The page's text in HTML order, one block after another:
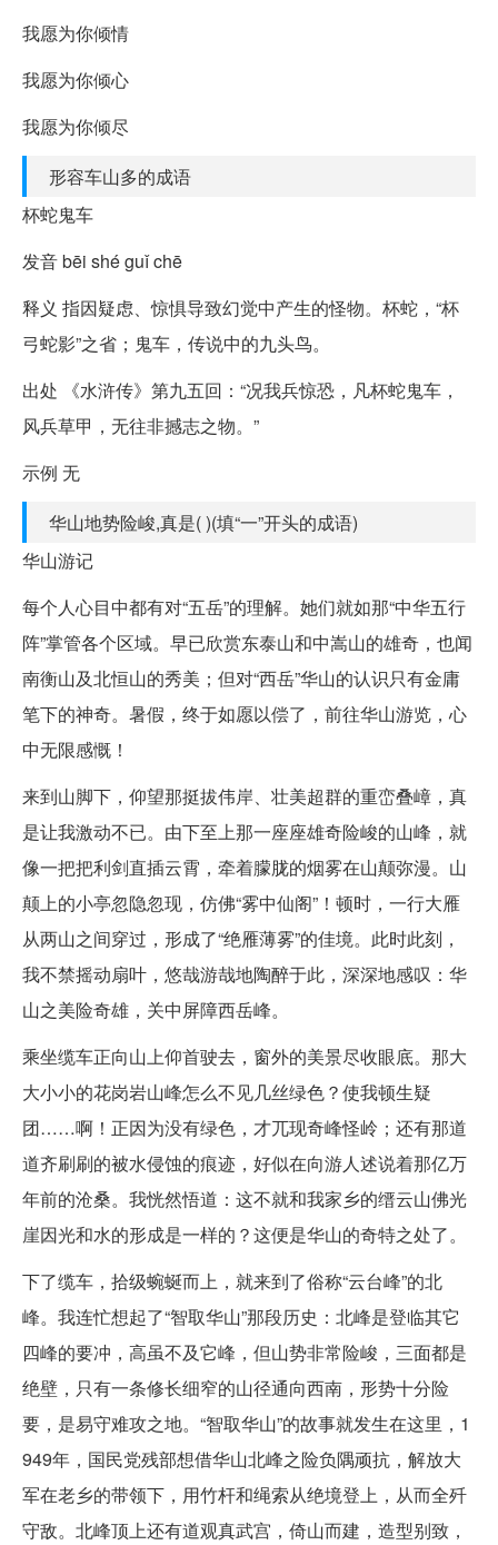
我愿为你倾情
我愿为你倾心
我愿为你倾尽
形容车山多的成语
杯蛇鬼车
发音 bēi shé guǐ chē
释义 指因疑虑、惊惧导致幻觉中产生的怪物。杯蛇，“杯
弓蛇影”之省；鬼车，传说中的九头鸟。
出处 《水浒传》第九五回：“况我兵惊恐，凡杯蛇鬼车，
风兵草甲，无往非撼志之物。”
示例 无
华山地势险峻,真是( )(填“一”开头的成语)
华山游记
每个人心目中都有对“五岳”的理解。她们就如那“中华五行
阵”掌管各个区域。早已欣赏东泰山和中嵩山的雄奇，也闻
南衡山及北恒山的秀美；但对“西岳”华山的认识只有金庸
笔下的神奇。暑假，终于如愿以偿了，前往华山游览，心
中无限感慨！
来到山脚下，仰望那挺拔伟岸、壮美超群的重峦叠嶂，真
是让我激动不已。由下至上那一座座雄奇险峻的山峰，就
像一把把利剑直插云霄，牵着朦胧的烟雾在山颠弥漫。山
颠上的小亭忽隐忽现，仿佛“雾中仙阁”！顿时，一行大雁
从两山之间穿过，形成了“绝雁薄雾”的佳境。此时此刻，
我不禁摇动扇叶，悠哉游哉地陶醉于此，深深地感叹：华
山之美险奇雄，关中屏障西岳峰。
乘坐缆车正向山上仰首驶去，窗外的美景尽收眼底。那大
大小小的花岗岩山峰怎么不见几丝绿色？使我顿生疑
团……啊！正因为没有绿色，才兀现奇峰怪岭；还有那道
道齐刷刷的被水侵蚀的痕迹，好似在向游人述说着那亿万
年前的沧桑。我恍然悟道：这不就和我家乡的缙云山佛光
崖因光和水的形成是一样的？这便是华山的奇特之处了。
下了缆车，拾级蜿蜒而上，就来到了俗称“云台峰”的北
峰。我连忙想起了“智取华山”那段历史：北峰是登临其它
四峰的要冲，高虽不及它峰，但山势非常险峻，三面都是
绝壁，只有一条修长细窄的山径通向西南，形势十分险
要，是易守难攻之地。“智取华山”的故事就发生在这里，1
949年，国民党残部想借华山北峰之险负隅顽抗，解放大
军在老乡的带领下，用竹杆和绳索从绝境登上，从而全歼
守敌。北峰顶上还有道观真武宫，倚山而建，造型别致，